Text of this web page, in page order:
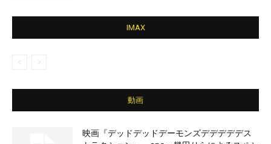
IMAX
動画
映画『デッドデッドデーモンズデデデデデス